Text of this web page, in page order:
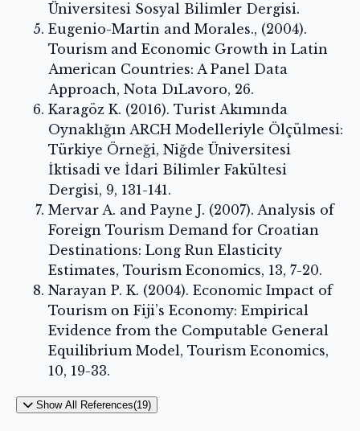
Üniversitesi Sosyal Bilimler Dergisi.
Eugenio-Martin and Morales., (2004).
Tourism and Economic Growth in Latin
American Countries: A Panel Data
Approach, Nota DıLavoro, 26.
Karagöz K. (2016). Turist Akımında
Oynaklığın ARCH Modelleriyle Ölçülmesi:
Türkiye Örneği, Niğde Üniversitesi
İktisadi ve İdari Bilimler Fakültesi
Dergisi, 9, 131-141.
Mervar A. and Payne J. (2007). Analysis of
Foreign Tourism Demand for Croatian
Destinations: Long Run Elasticity
Estimates, Tourism Economics, 13, 7-20.
Narayan P. K. (2004). Economic Impact of
Tourism on Fiji’s Economy: Empirical
Evidence from the Computable General
Equilibrium Model, Tourism Economics,
10, 19-33.
Show All References(19)